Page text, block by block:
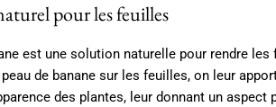
pour les feuilles
est une solution naturelle pour rendre
peau de banane sur les feuilles, on leur
des plantes, leur donnant un